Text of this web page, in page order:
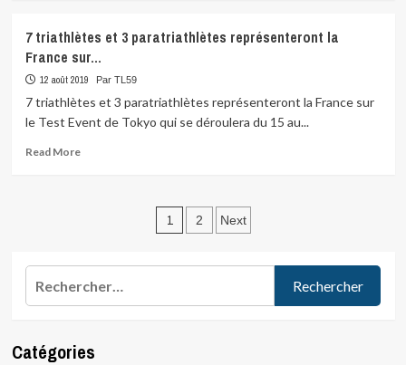
mixte
“Test
Event
A
suivre…
7 triathlètes et 3 paratriathlètes représenteront la
France sur…
12 août 2019 Par TL59
7 triathlètes et 3 paratriathlètes représenteront la France sur
le Test Event de Tokyo qui se déroulera du 15 au...
Read MoreRead
paratriathlètes
représenteront
la
Pagination
1 2 Next
Catégories